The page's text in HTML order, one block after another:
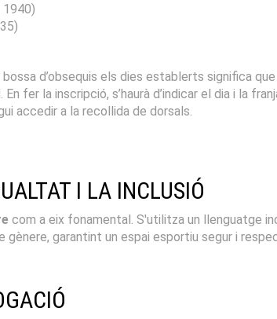
d’obsequis els dies establerts significa
fer la inscripció, s’haurà d’indicar el dia i la
accedir a la recollida de dorsals.
I LA INCLUSIÓ
com a eix fonamental. S'utilitza un llenguatge
garantint un espai esportiu segur i